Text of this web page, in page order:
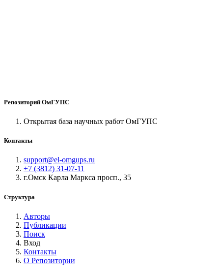
Репозиторий ОмГУПС
Открытая база научных работ ОмГУПС
Контакты
support@el-omgups.ru
+7 (3812) 31-07-11
г.Омск Карла Маркса просп., 35
Структура
Авторы
Публикации
Поиск
Вход
Контакты
О Репозитории